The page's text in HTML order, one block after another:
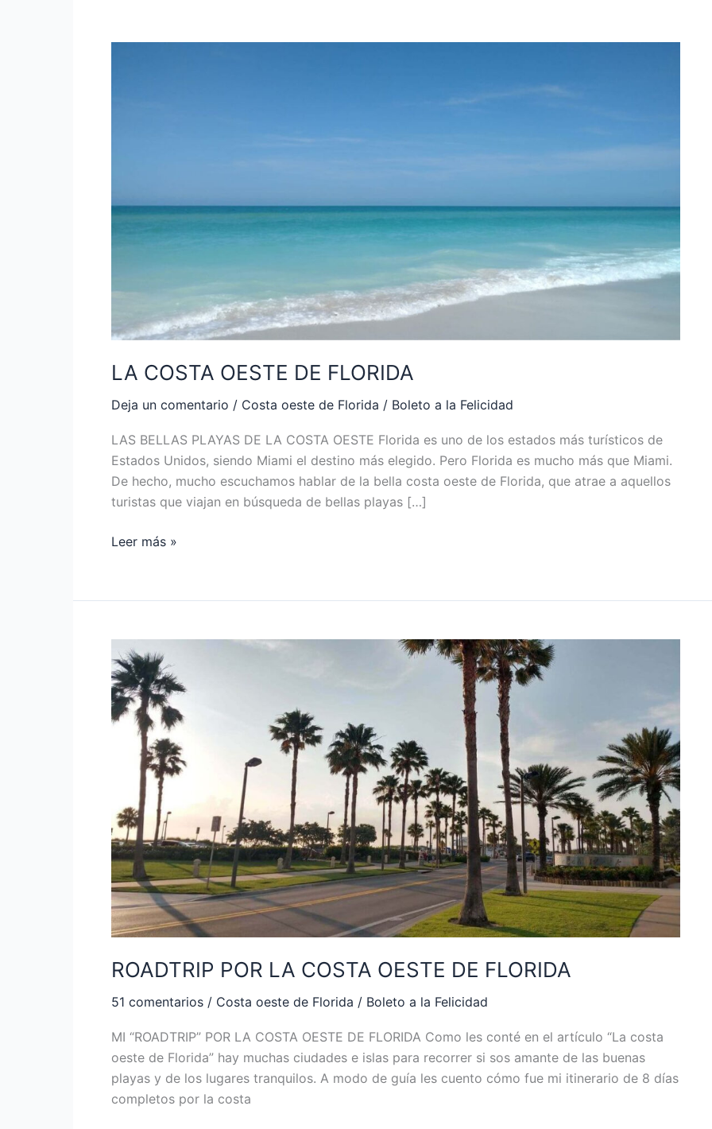
LA COSTA OESTE DE FLORIDA
Deja un comentario / Costa oeste de Florida / Boleto a la Felicidad
LAS BELLAS PLAYAS DE LA COSTA OESTE Florida es uno de los estados más turísticos de
Estados Unidos, siendo Miami el destino más elegido. Pero Florida es mucho más que Miami.
De hecho, mucho escuchamos hablar de la bella costa oeste de Florida, que atrae a aquellos
turistas que viajan en búsqueda de bellas playas […]
Leer más »
ROADTRIP POR LA COSTA OESTE DE FLORIDA
51 comentarios / Costa oeste de Florida / Boleto a la Felicidad
MI “ROADTRIP” POR LA COSTA OESTE DE FLORIDA Como les conté en el artículo “La costa
oeste de Florida” hay muchas ciudades e islas para recorrer si sos amante de las buenas
playas y de los lugares tranquilos. A modo de guía les cuento cómo fue mi itinerario de 8 días
completos por la costa
ROADTRIP
POR
LA
COSTA
OESTE
FLORIDA